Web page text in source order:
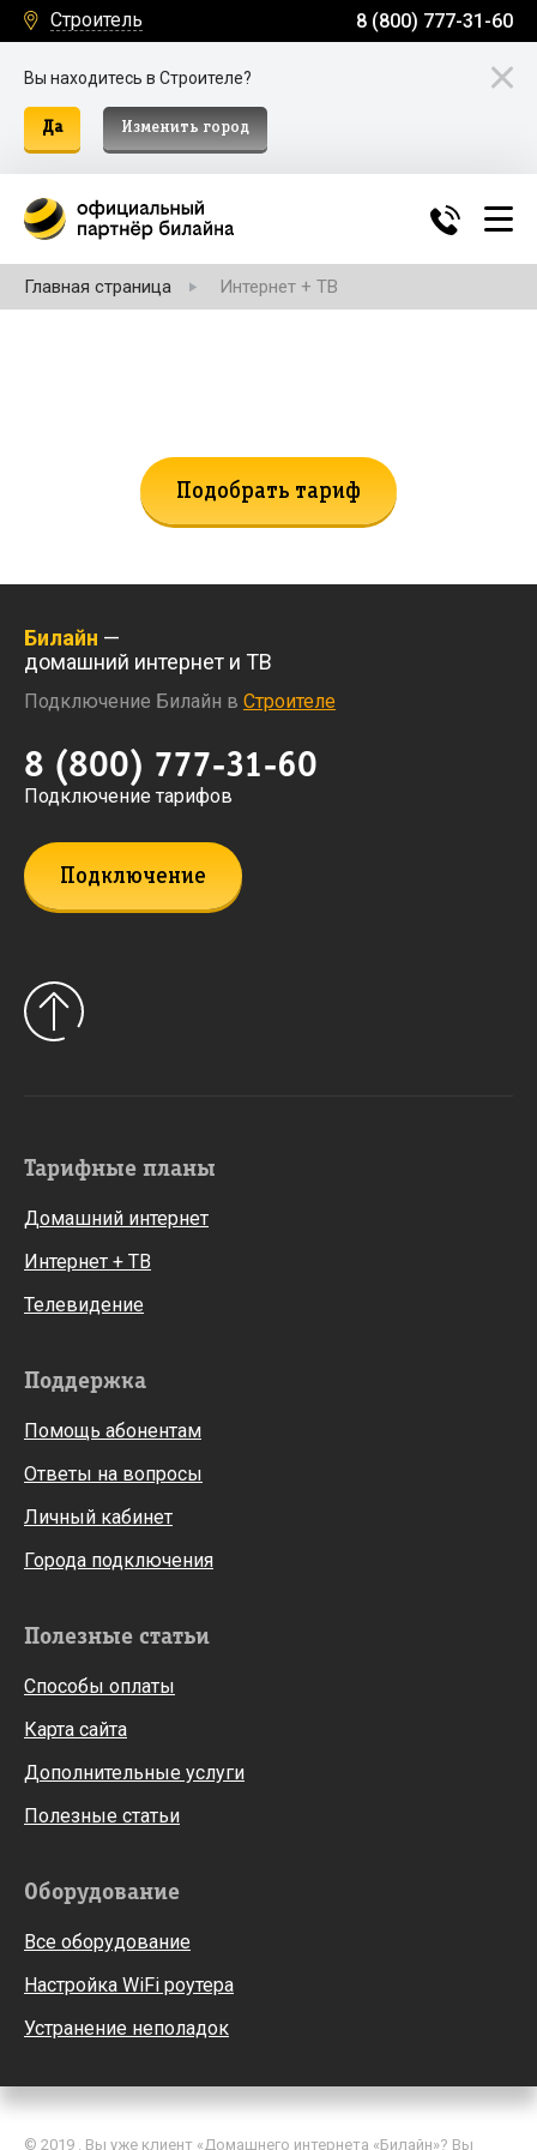
Строитель 8 (800) 777-31-60
Вы находитесь в Строителе?
Да Изменить город
Главная страница Интернет + ТВ
Подобрать тариф
Билайн —
домашний интернет и ТВ
Подключение Билайн в Строителе
8 (800) 777-31-60
Подключение тарифов
Подключение
Тарифные планы
Домашний интернет
Интернет + ТВ
Телевидение
Поддержка
Помощь абонентам
Ответы на вопросы
Личный кабинет
Города подключения
Полезные статьи
Способы оплаты
Карта сайта
Дополнительные услуги
Полезные статьи
Оборудование
Все оборудование
Настройка WiFi роутера
Устранение неполадок
© 2019 . Вы уже клиент «Домашнего интернета «Билайн»? Вы